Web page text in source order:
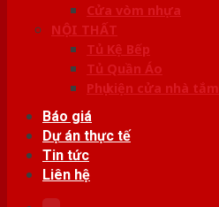
Cửa vòm nhựa
NỘI THẤT
Tủ Kệ Bếp
Tủ Quần Áo
Phụ kiện cửa nhà tắm
Báo giá
Dự án thực tế
Tin tức
Liên hệ